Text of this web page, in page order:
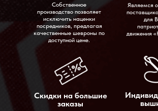
Собственное
производство позволяет
исключить наценки
посредников, предлагая
качественные шевроны по
доступной цене.
Являемся
для
движения
Скидки на большие
заказы